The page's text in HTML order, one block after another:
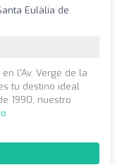
Eulàlia de
l'Av. Verge de la
tu destino ideal
1990, nuestro